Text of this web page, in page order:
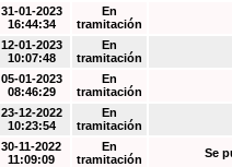
31-01-2023
16:44:34
En
tramitación
12-01-2023
10:07:48
En
tramitación
05-01-2023
08:46:29
En
tramitación
23-12-2022
10:23:54
En
tramitación
30-11-2022
11:09:09
En
tramitación
Se